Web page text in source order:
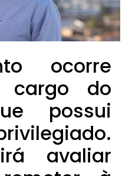
ocorre
cargo do
possui
avaliar